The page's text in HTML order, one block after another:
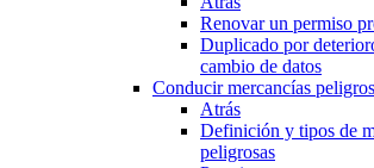
Renovar un permiso
Duplicado por
cambio de datos
Conducir mercancías
Atrás
Definición y tipos de
peligrosas